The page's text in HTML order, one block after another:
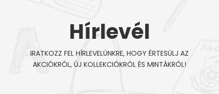
Hírlevél
IRATKOZZ FEL HÍRLEVELÜNKRE, HOGY ÉRTESÜLJ AZ
AKCIÓKRÓL, ÚJ KOLLEKCIÓKRÓL ÉS MINTÁKRÓL!